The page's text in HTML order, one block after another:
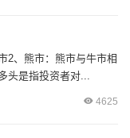
2、熊市：熊市与牛市相
头是指投资者对...
4625